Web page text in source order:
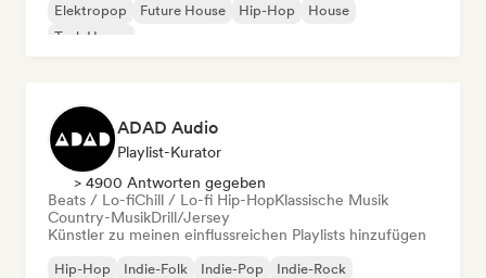
Elektropop
Future House Hip-Hop
House
Tech House
ADAD Audio
Playlist-Kurator
> 4900 Antworten gegeben
Beats / Lo-fiChill / Lo-fi Hip-HopKlassische Musik
Country-MusikDrill/Jersey
Künstler zu meinen einflussreichen Playlists hinzufügen
Hip-Hop Indie-Folk Indie-Pop
Indie-Rock